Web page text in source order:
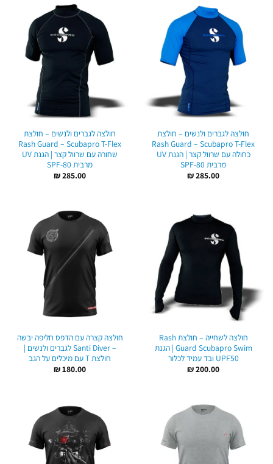
חולצה לגברים ולנשים – חולצת
Rash Guard – Scubapro T-Flex
כחולה עם שרוול קצר | הגנת UV
מרבית SPF-80
₪285.00
חולצה לגברים ולנשים – חולצת
Rash Guard – Scubapro T-Flex
שחורה עם שרוול קצר | הגנת UV
מרבית SPF-80
₪285.00
חולצה לשחייה – חולצת Rash
Guard Scubapro Swim | הגנת
UPF50 ובד עמיד לכלור
₪200.00
חולצה קצרה עם הדפס חליפה יבשה
– Santi Diver לגברים ולנשים |
חולצת T עם מיכלים על הגב
₪180.00